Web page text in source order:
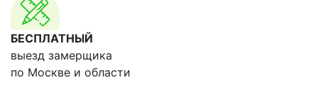
БЕСПЛАТНЫЙ
выезд замерщика
по Москве и области